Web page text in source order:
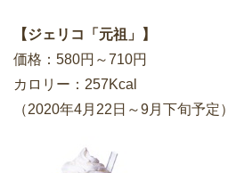
【ジェリコ「元祖」】
価格：580円～710円
カロリー：257Kcal
（2020年4月22日～9月下旬予定）